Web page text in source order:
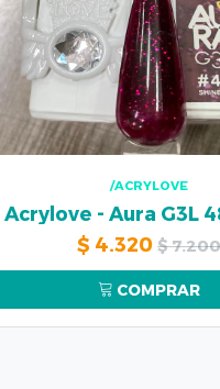
/ACRYLOVE
Acrylove - Aura G3L
$ 4.320 $7.200
COMPRAR